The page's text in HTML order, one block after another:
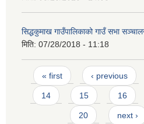
सिद्धकुमाख गाउँपालिकाको गाउँ सभा
मिति: 07/28/2018 - 11:18
Pages
« first ‹ previous
14 15 16
20 next ›